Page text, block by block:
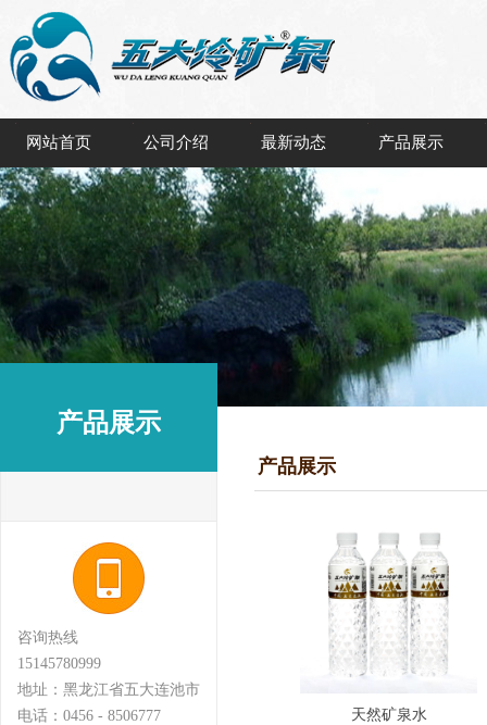
网站首页 公司介绍 最新动态 产品展示
产品展示
咨询热线
15145780999
地址：黑龙江省五大连池市
电话：0456 - 8506777
产品展示
天然矿泉水